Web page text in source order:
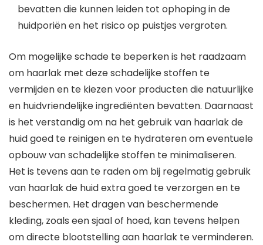
bevatten die kunnen leiden tot ophoping in de
huidporiën en het risico op puistjes vergroten.
Om mogelijke schade te beperken is het raadzaam
om haarlak met deze schadelijke stoffen te
vermijden en te kiezen voor producten die natuurlijke
en huidvriendelijke ingrediënten bevatten. Daarnaast
is het verstandig om na het gebruik van haarlak de
huid goed te reinigen en te hydrateren om eventuele
opbouw van schadelijke stoffen te minimaliseren.
Het is tevens aan te raden om bij regelmatig gebruik
van haarlak de huid extra goed te verzorgen en te
beschermen. Het dragen van beschermende
kleding, zoals een sjaal of hoed, kan tevens helpen
om directe blootstelling aan haarlak te verminderen.